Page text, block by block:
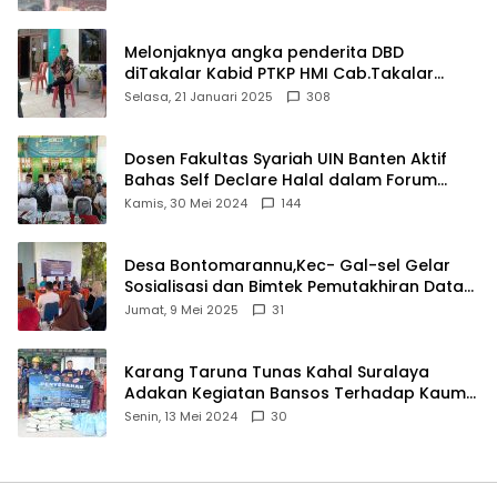
Melonjaknya angka penderita DBD
diTakalar Kabid PTKP HMI Cab.Takalar
angkat bicara
Selasa, 21 Januari 2025 308
Dosen Fakultas Syariah UIN Banten Aktif
Bahas Self Declare Halal dalam Forum
Ijtima Ulama MUI
Kamis, 30 Mei 2024 144
Desa Bontomarannu,Kec- Gal-sel Gelar
Sosialisasi dan Bimtek Pemutakhiran Data
ID
Jumat, 9 Mei 2025 31
Karang Taruna Tunas Kahal Suralaya
Adakan Kegiatan Bansos Terhadap Kaum
Dhuafa dan Anak Yatim-Piatu
Senin, 13 Mei 2024 30